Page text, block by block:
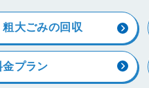
粗大ごみの回収
金プラン